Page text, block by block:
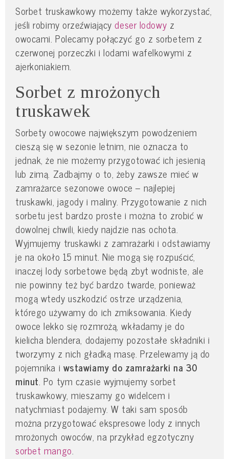
Sorbet truskawkowy możemy także wykorzystać,
jeśli robimy orzeźwiającydeser lodowy z
owocami. Polecamy połączyć go z sorbetem z
czerwonej porzeczki i lodami wafelkowymi z
ajerkoniakiem.
Sorbet z mrożonych
truskawek
Sorbety owocowe największym powodzeniem
cieszą się w sezonie letnim, nie oznacza to
jednak, że nie możemy przygotować ich jesienią
lub zimą. Zadbajmy o to, żeby zawsze mieć w
zamrażarce sezonowe owoce – najlepiej
truskawki, jagody i maliny. Przygotowanie z nich
sorbetu jest bardzo proste i można to zrobić w
dowolnej chwili, kiedy najdzie nas ochota.
Wyjmujemy truskawki z zamrażarki i odstawiamy
je na około 15 minut. Nie mogą się rozpuścić,
inaczej lody sorbetowe będą zbyt wodniste, ale
nie powinny też być bardzo twarde, ponieważ
mogą wtedy uszkodzić ostrze urządzenia,
którego używamy do ich zmiksowania. Kiedy
owoce lekko się rozmrożą, wkładamy je do
kielicha blendera, dodajemy pozostałe składniki i
tworzymy z nich gładką masę. Przelewamy ją do
pojemnika i wstawiamy do zamrażarki na 30
minut. Po tym czasie wyjmujemy sorbet
truskawkowy, mieszamy go widelcem i
natychmiast podajemy. W taki sam sposób
można przygotować ekspresowe lody z innych
mrożonych owoców, na przykład egzotyczny
sorbet mango.